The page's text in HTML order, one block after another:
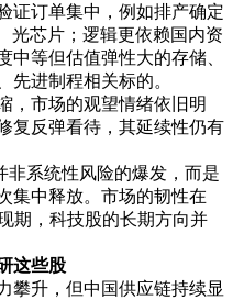
证订单集中，例如排产确定
光芯片；逻辑更依赖国内资
中等但估值弹性大的存储、
先进制程相关标的。
，市场的观望情绪依旧明
复反弹看待，其延续性仍有
系统性风险的爆发，而是
集中释放。市场的韧性在
期，科技股的长期方向并
这些股
攀升，但中国供应链持续显